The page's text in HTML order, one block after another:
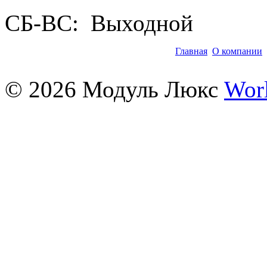
СБ-ВС: Выходной
Главная О компании
© 2026 Модуль Люкс